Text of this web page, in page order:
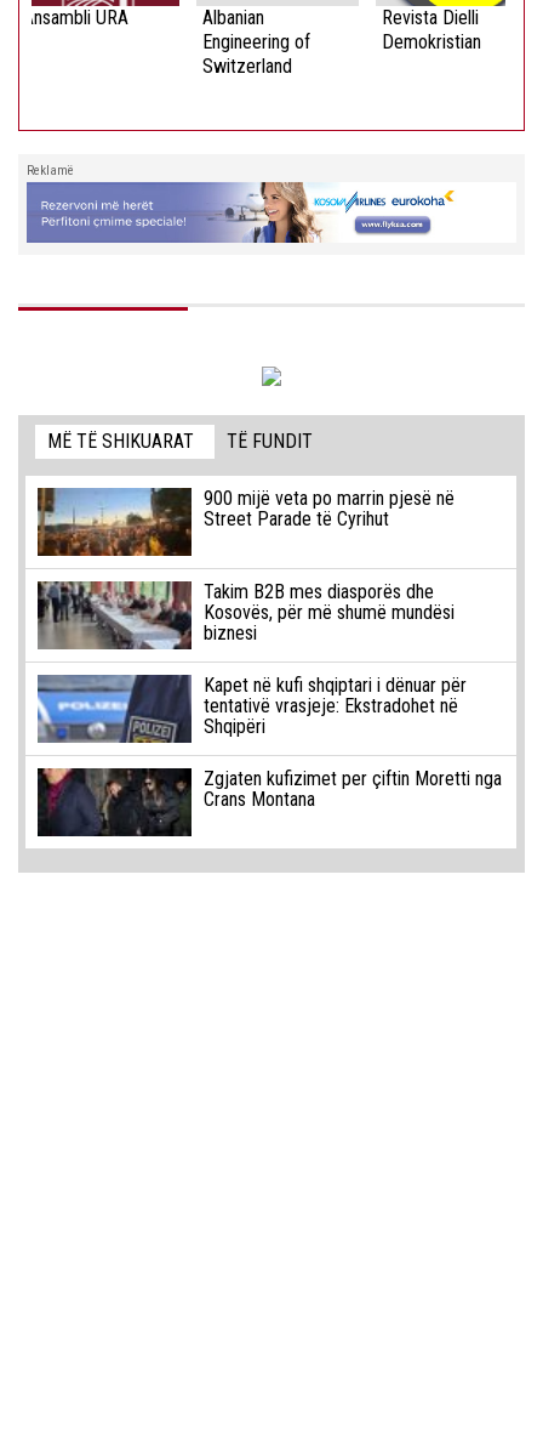
Ansambli URA
Albanian
Engineering of
Switzerland
Revista Dielli
Demokristian
Reklamë
MË TË SHIKUARAT TË FUNDIT
900 mijë veta po marrin pjesë në
Street Parade të Cyrihut
Takim B2B mes diasporës dhe
Kosovës, për më shumë mundësi
biznesi
Kapet në kufi shqiptari i dënuar për
tentativë vrasjeje: Ekstradohet në
Shqipëri
Zgjaten kufizimet per çiftin Moretti nga
Crans Montana